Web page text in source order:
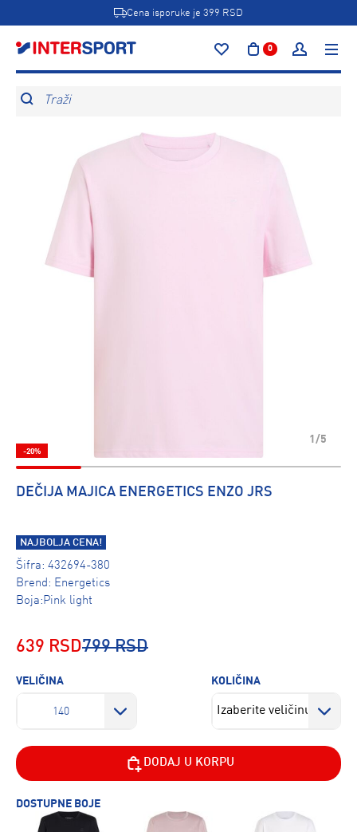
Cena isporuke je 399 RSD
0
Traži
1/5
-20%
DEČIJA MAJICA ENERGETICS ENZO JRS
NAJBOLJA CENA!
Šifra: 432694-380
Brend: Energetics
Boja:Pink light
639 RSD799 RSD
VELIČINA
140
KOLIČINA
DODAJ U KORPU
DOSTUPNE BOJE